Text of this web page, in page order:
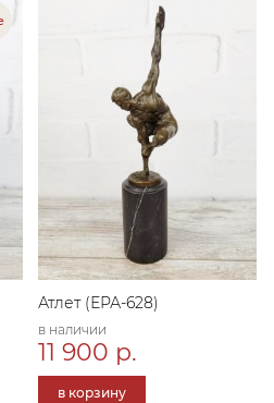
Атлет (ЕРА-628)
в наличии
11 900 р.
в корзину